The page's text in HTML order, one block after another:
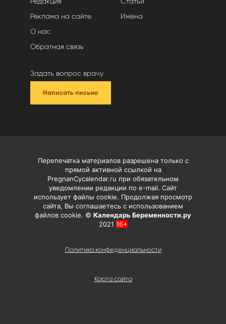
Реклама на сайте
О нас
Обратная связь
Имена
Задать вопрос врачу
Написать письмо
Карта сайта
Перепечатка материалов разрешена только с
прямой активной ссылкой на
PregnanCycalendar.ru при обязательном
уведомлении редакции по e-mail. Сайт
использует файлы cookie. Продолжая просмотр
сайта, Вы соглашаетесь с использованием
файлов cookie. © Календарь Беременности.ру
2021 16+
Политика конфеденциальности